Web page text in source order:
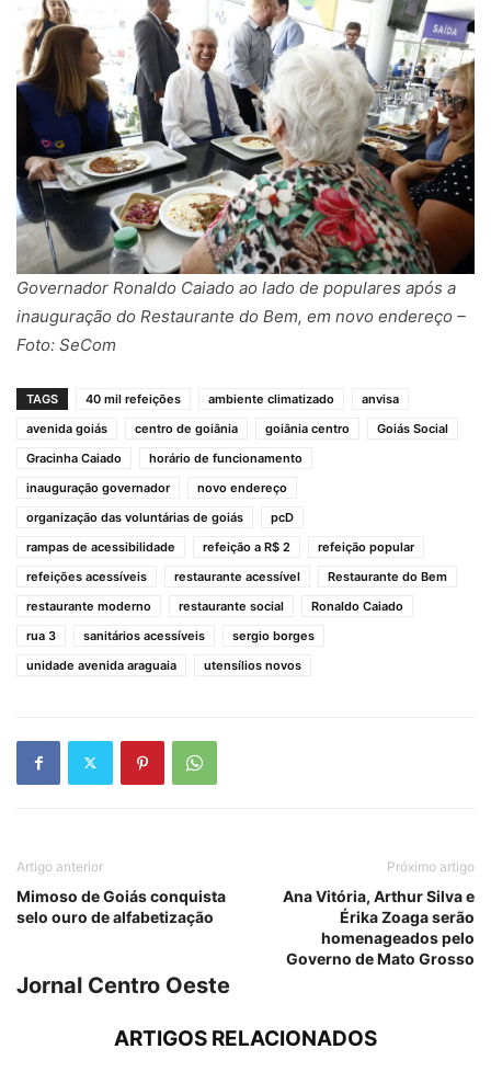
Governador Ronaldo Caiado ao lado de populares após a
inauguração do Restaurante do Bem, em novo endereço –
Foto: SeCom
TAGS 40 mil refeições ambiente climatizado
anvisa
avenida goiás
centro de goiânia goiânia centro
Goiás Social
Gracinha Caiado
horário de funcionamento
inauguração governador
novo endereço
organização das voluntárias de goiás
pcD
rampas de acessibilidade
refeição a R$ 2
refeição popular
refeições acessíveis
restaurante acessível
Restaurante do Bem
restaurante moderno
restaurante social
Ronaldo Caiado
rua 3
sanitários acessíveis
sergio borges
unidade avenida araguaia
utensílios novos
Artigo anterior
Mimoso de Goiás conquista
selo ouro de alfabetização
Próximo artigo
Ana Vitória, Arthur Silva e
Érika Zoaga serão
homenageados pelo
Governo de Mato Grosso
Jornal Centro Oeste
ARTIGOS RELACIONADOS